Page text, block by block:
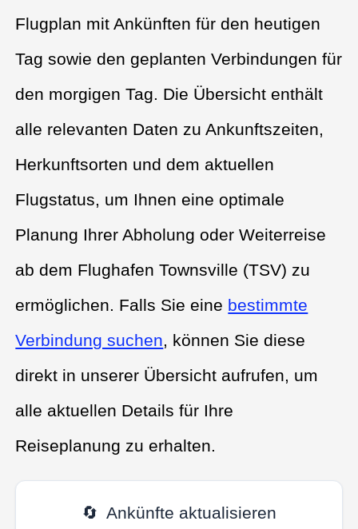
Flugplan mit Ankünften für den heutigen
Tag sowie den geplanten Verbindungen für
den morgigen Tag. Die Übersicht enthält
alle relevanten Daten zu Ankunftszeiten,
Herkunftsorten und dem aktuellen
Flugstatus, um Ihnen eine optimale
Planung Ihrer Abholung oder Weiterreise
ab dem Flughafen Townsville (TSV) zu
ermöglichen. Falls Sie eine bestimmte
Verbindung suchen, können Sie diese
direkt in unserer Übersicht aufrufen, um
alle aktuellen Details für Ihre
Reiseplanung zu erhalten.
🔄 Ankünfte aktualisieren